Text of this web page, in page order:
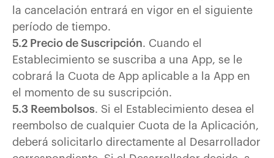
la cancelación entrará en vigor en el siguiente
período de tiempo.
5.2 Precio de Suscripción. Cuando el
Establecimiento se suscriba a una App, se le
cobrará la Cuota de App aplicable a la App en
el momento de su suscripción.
5.3 Reembolsos. Si el Establecimiento desea el
reembolso de cualquier Cuota de la Aplicación,
deberá solicitarlo directamente al Desarrollador